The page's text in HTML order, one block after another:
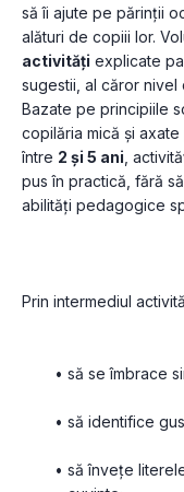
să îi ajute pe părinții
alături de copiii lor.
activități explicate
sugestii, al căror
Bazate pe principiile
copilăria mică și
între 2 și 5 ani ,
pus în practică, fără
abilități pedagogice
Prin intermediul
să se îmbrace
să identifice
să învețe